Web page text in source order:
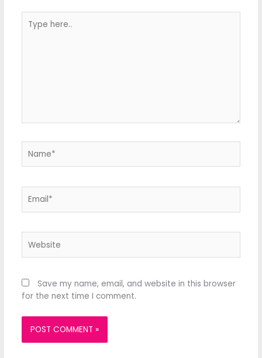
here..
Save my name, email, and website in this browser
for the next time I comment.